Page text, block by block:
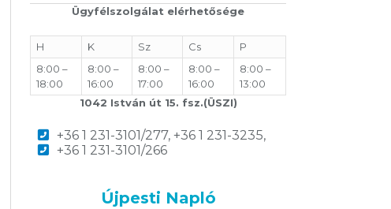
Ügyfélszolgálat elérhetősége
H K Sz Cs
P
8:00 –
18:00
8:00 –
16:00
8:00 –
17:00
8:00 –
16:00
8:00 –
13:00
1042 István út 15. fsz.(ÜSZI)
+36 1 231-3101/277, +36 1 231-3235,
+36 1 231-3101/266
Újpesti Napló